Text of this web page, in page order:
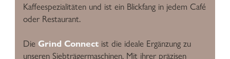
Kaffeespezialitäten und ist ein Blickfang in jedem Café
oder Restaurant.
Die Grind Connect ist die ideale Ergänzung zu
unseren Siebträgermaschinen. Mit ihrer präzisen